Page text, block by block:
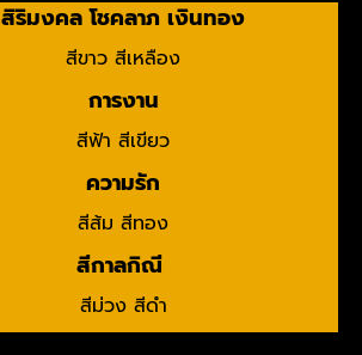
สิริมงคล โชคลาภ เงินทอง
สีขาว สีเหลือง
การงาน
สีฟ้า สีเขียว
ความรัก
สีส้ม สีทอง
สีกาลกิณี
สีม่วง สีดำ